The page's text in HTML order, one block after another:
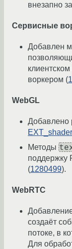
внезапно
Сервисные
Добавлен
воркером (
WebGL
Добавлено
Методы
поддержку
(1280499).
WebRTC
создаёт
потоке, в
Для